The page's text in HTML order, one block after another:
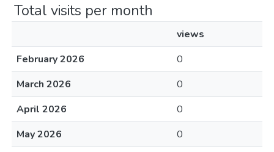
Total visits per month
views
February 2026
0
March 2026
0
April 2026
0
May 2026
0